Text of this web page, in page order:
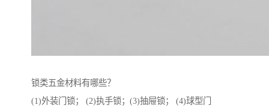
锁类五金材料有哪些？
(1)外装门锁； (2)执手锁；(3)抽屉锁； (4)球型门